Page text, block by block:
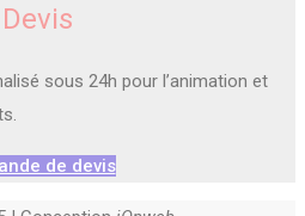
Devis
sous 24h pour l’animation et
de devis